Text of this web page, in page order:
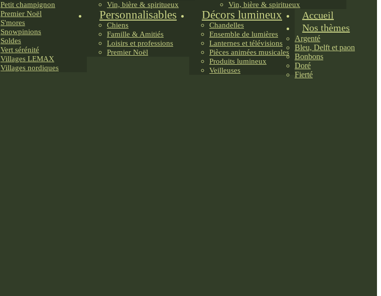
Petit champignon
Premier Noël
S'mores
Snowpinions
Soldes
Vert sérénité
Villages LEMAX
Villages nordiques
Vin, bière & spiritueux
Vin, bière & spiritueux
Personnalisables
Chiens
Famille & Amitiés
Loisirs et professions
Premier Noël
Décors lumineux
Chandelles
Ensemble de lumières
Lanternes et télévisions
Pièces animées musicales
Produits lumineux
Veilleuses
Accueil
Nos thèmes
Argenté
Bleu, Delft et paon
Bonbons
Doré
Fierté